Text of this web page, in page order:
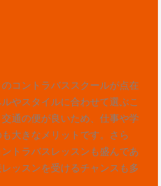
コントラバススクールが点在
やスタイルに合わせて選ぶこ
通の便が良いため、仕事や学
大きなメリットです。さら
トラバスレッスンも盛んであ
ッスンを受けるチャンスも多